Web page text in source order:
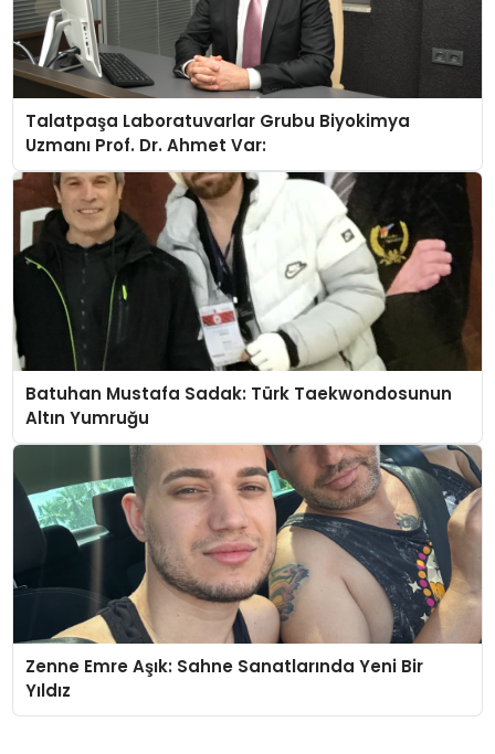
Talatpaşa Laboratuvarlar Grubu Biyokimya
Uzmanı Prof. Dr. Ahmet Var:
Batuhan Mustafa Sadak: Türk Taekwondosunun
Altın Yumruğu
Zenne Emre Aşık: Sahne Sanatlarında Yeni Bir
Yıldız